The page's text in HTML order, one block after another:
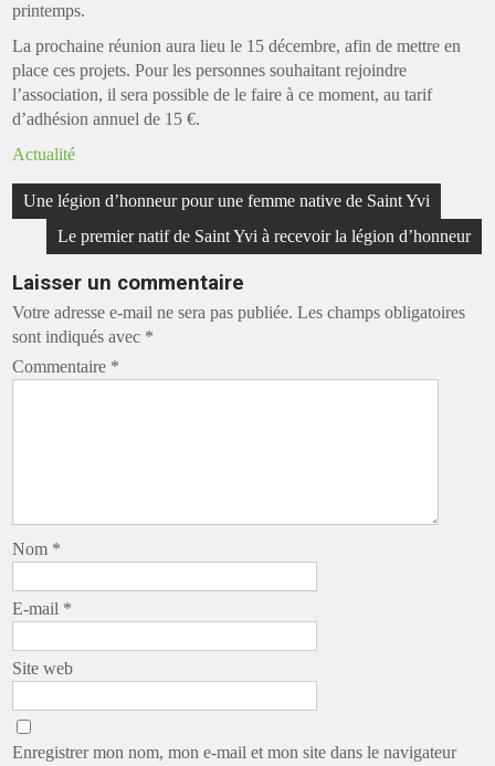
printemps.
La prochaine réunion aura lieu le 15 décembre, afin de mettre en
place ces projets. Pour les personnes souhaitant rejoindre
l’association, il sera possible de le faire à ce moment, au tarif
d’adhésion annuel de 15 €.
Actualité
Navigation
l’article
Une légion d’honneur pour une femme native de Saint Yvi
Le premier natif de Saint Yvi à recevoir la légion d’honneur
Laisser un commentaire
Votre adresse e-mail ne sera pas publiée. Les champs obligatoires
sont indiqués avec *
Commentaire *
Nom *
E-mail *
Site web
Enregistrer mon nom, mon e-mail et mon site dans le navigateur